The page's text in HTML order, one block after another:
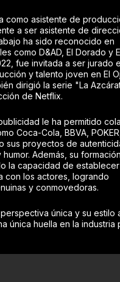
como asistente de
a ser asistente de
ha sido reconocido en
como D&AD, El Dorado y
fue invitada a ser jurado
y talento joven en El
dirigió la serie "La
de Netflix.
le ha permitido
Coca-Cola, BBVA,
sus proyectos de
Además, su
la capacidad de establecer
con los actores, logrando
y conmovedoras.
única y su estilo
única huella en la industria